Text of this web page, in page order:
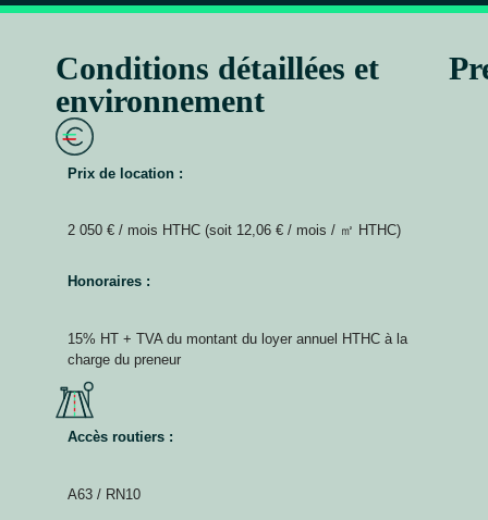
Conditions détaillées et
environnement
Prix de location :
2 050 € / mois HTHC (soit 12,06 € / mois / ㎡ HTHC)
Honoraires :
15% HT + TVA du montant du loyer annuel HTHC à la
charge du preneur
Accès routiers :
A63 / RN10